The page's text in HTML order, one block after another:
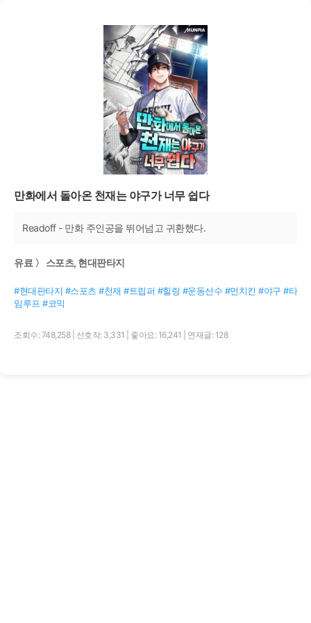
만화에서 돌아온 천재는 야구가 너무 쉽다
Readoff - 만화 주인공을 뛰어넘고 귀환했다.
유료 〉 스포츠, 현대판타지
#현대판타지 #스포츠 #천재 #트립퍼 #힐링 #운동선수 #먼치킨 #야구 #타
임루프 #코믹
조회수: 748,258 선호작: 3,331 좋아요: 16,241 연재글: 128